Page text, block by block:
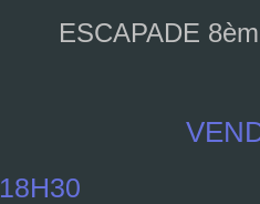
ESCAPADE 8
18H30